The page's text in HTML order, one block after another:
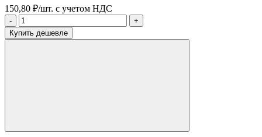
150,80 ₽/шт. с учетом НДС
-
+
Купить дешевле